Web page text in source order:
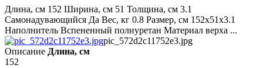
Длина, см 152 Ширина, см 51 Толщина, см 3.1
Самонадувающийся Да Вес, кг 0.8 Размер, см 152х51х3.1
Наполнитель Вспененный полиуретан Материал верха ...
pic_572d2c11752e3.jpg
Описание Длина, см
152